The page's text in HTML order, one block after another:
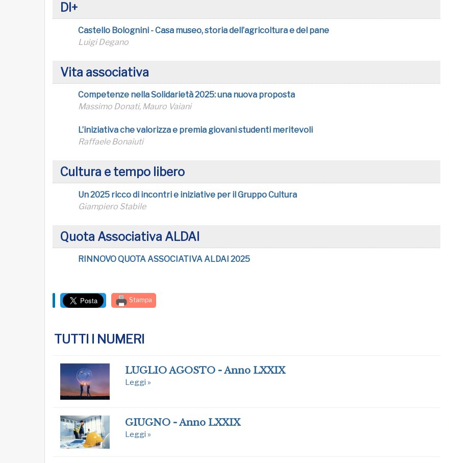
DI+
Castello Bolognini - Casa museo, storia dell’agricoltura e del pane
Luigi Degano
Vita associativa
Competenze nella Solidarietà 2025: una nuova proposta
Massimo Donati, Mauro Vaiani
L’iniziativa che valorizza e premia giovani studenti meritevoli
Raffaele Bonaiuti
Cultura e tempo libero
Un 2025 ricco di incontri e iniziative per il Gruppo Cultura
Giampiero Stabile
Quota Associativa ALDAI
RINNOVO QUOTA ASSOCIATIVA ALDAI 2025
Stampa
TUTTI I NUMERI
LUGLIO AGOSTO - Anno LXXIX
Leggi »
GIUGNO - Anno LXXIX
Leggi »